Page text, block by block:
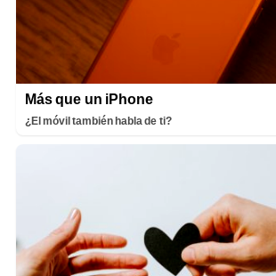
Más que un iPhone
¿El móvil también habla de ti?